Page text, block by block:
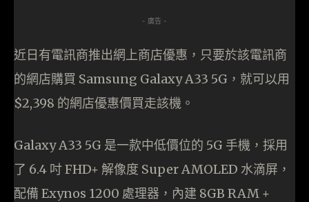
- 廣告 -
近日有電訊商推出網上商店優惠，只要於該電訊商
的網店購買 Samsung Galaxy A33 5G，就可以用
$2,398 的網店優惠價買走該機。
Galaxy A33 5G 是一款中低價位的 5G 手機，採用
了 6.4 吋 FHD+ 解像度 Super AMOLED 水滴屏，
配備 Exynos 1200 處理器，內建 8GB RAM +